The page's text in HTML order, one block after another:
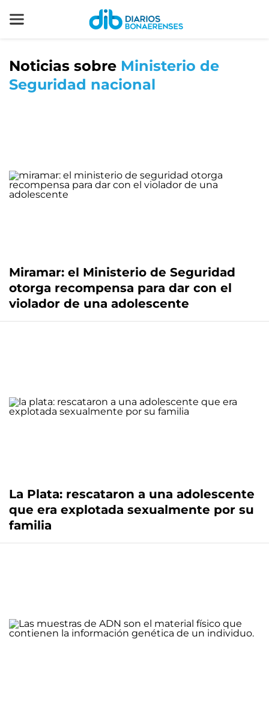
Noticias sobre Ministerio de
Seguridad nacional
Miramar: el Ministerio de Seguridad
otorga recompensa para dar con el
violador de una adolescente
La Plata: rescataron a una adolescente
que era explotada sexualmente por su
familia